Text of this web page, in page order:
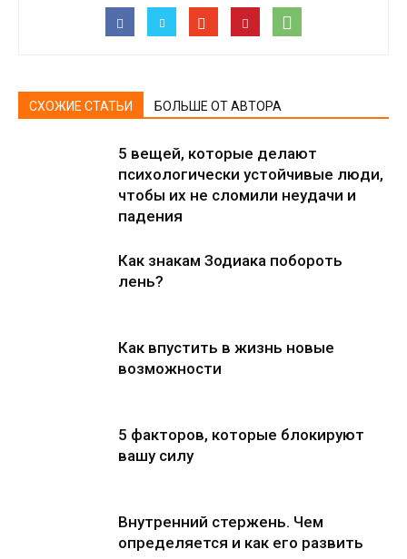
СХОЖИЕ СТАТЬИ БОЛЬШЕ ОТ АВТОРА
5 вещей, которые делают
психологически устойчивые люди,
чтобы их не сломили неудачи и
падения
Как знакам Зодиака побороть
лень?
Как впустить в жизнь новые
возможности
5 факторов, которые блокируют
вашу силу
Внутренний стержень. Чем
определяется и как его развить